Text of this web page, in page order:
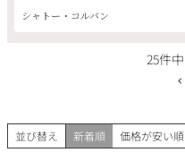
DRC
赤ワイン
価格帯から探す
シャトー・コルバン
25件中
並び替え 新着順 価格が安い順